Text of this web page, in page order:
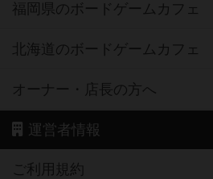
福岡県のボードゲームカフェ
北海道のボードゲームカフェ
オーナー・店長の方へ
運営者情報
ご利用規約